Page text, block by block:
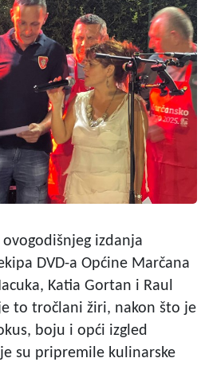
izdanja
DVD-a Općine Marčana
Katia Gortan i Raul
to tročlani žiri, nakon što je
boju i opći izgled
su pripremile kulinarske